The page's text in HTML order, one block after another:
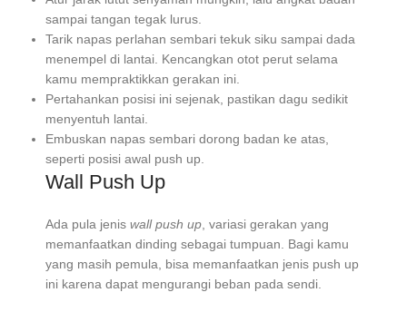
sampai tangan tegak lurus.
Tarik napas perlahan sembari tekuk siku sampai dada
menempel di lantai. Kencangkan otot perut selama
kamu mempraktikkan gerakan ini.
Pertahankan posisi ini sejenak, pastikan dagu sedikit
menyentuh lantai.
Embuskan napas sembari dorong badan ke atas,
seperti posisi awal push up.
Wall Push Up
Ada pula jenis wall push up , variasi gerakan yang
memanfaatkan dinding sebagai tumpuan. Bagi kamu
yang masih pemula, bisa memanfaatkan jenis push up
ini karena dapat mengurangi beban pada sendi.